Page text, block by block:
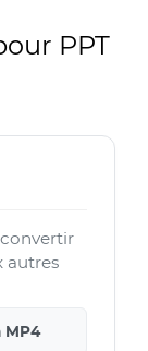
PPT
autres
MP4